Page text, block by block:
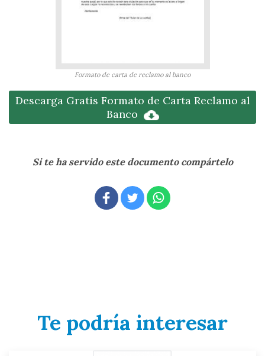
Formato de carta de reclamo al banco
Descarga Gratis Formato de Carta Reclamo al
Banco
Si te ha servido este documento compártelo
Te podría interesar